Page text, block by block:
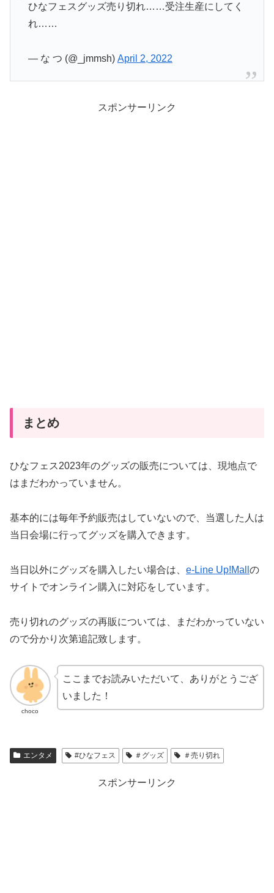
ひなフェスグッズ売り切れ……受注生産にしてく
れ……
— な つ (@_jmmsh) April 2, 2022
スポンサーリンク
まとめ
ひなフェス2023年のグッズの販売については、現地点で
はまだわかっていません。
基本的には毎年予約販売はしていないので、当選した人は
当日会場に行ってグッズを購入できます。
当日以外にグッズを購入したい場合は、 e-Line Up!Mall の
サイトでオンライン購入に対応をしています。
売り切れのグッズの再販については、まだわかっていない
ので分かり次第追記致します。
choco
ここまでお読みいただいて、ありがとうござ
いました！
エンタメ #ひなフェス ＃グッズ ＃売り切れ
スポンサーリンク